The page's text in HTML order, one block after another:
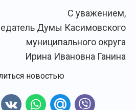
С уважением,
Думы Касимовского
муниципального округа
Ирина Ивановна Ганина
новостью